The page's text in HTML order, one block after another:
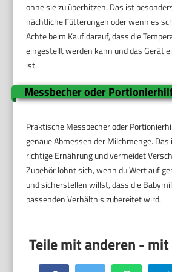
ohne sie zu überhitzen. Das ist
nächtliche Fütterungen oder wenn es
Achte beim Kauf darauf, dass die
eingestellt werden kann und das Gerät
ist.
Messbecher oder
Praktische Messbecher oder
genaue Abmessen der Milchmenge.
richtige Ernährung und vermeidet
Zubehör lohnt sich, wenn du Wert auf
und sicherstellen willst, dass die
passenden Verhältnis zubereitet wird.